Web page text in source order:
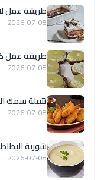
طريقة عمل
2026-07-08
طريقة عمل
2026-07-08
تتبيلة سمك
2026-07-08
شوربة
2026-07-08